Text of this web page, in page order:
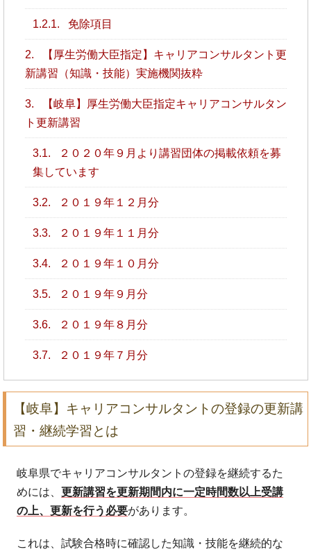
1.2.1. 免除項目
2.
【厚生労働大臣指定】キャリアコンサルタント更
新講習（知識・技能）実施機関抜粋
3.
【岐阜】厚生労働大臣指定キャリアコンサルタン
ト更新講習
3.1.
２０２０年９月より講習団体の掲載依頼を募
集しています
3.2. ２０１９年１２月分
3.3. ２０１９年１１月分
3.4. ２０１９年１０月分
3.5. ２０１９年９月分
3.6. ２０１９年８月分
3.7. ２０１９年７月分
【岐阜】キャリアコンサルタントの登録の更新講
習・継続学習とは
岐阜県でキャリアコンサルタントの登録を継続するた
めには、更新講習を更新期間内に一定時間数以上受講
の上、更新を行う必要があります。
これは、試験合格時に確認した知識・技能を継続的な